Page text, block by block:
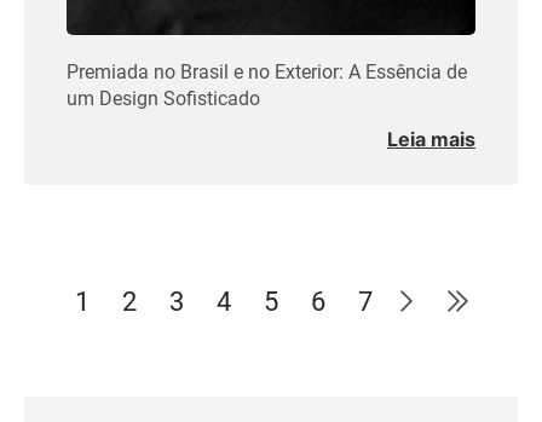
Premiada no Brasil e no Exterior: A Essência de
um Design Sofisticado
Leia mais
1 2 3 4 5 6 7